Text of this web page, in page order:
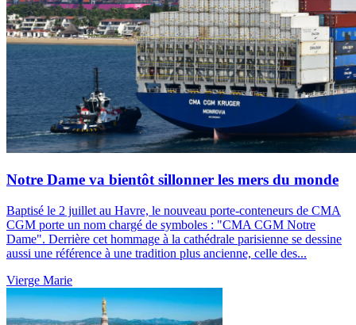
Notre Dame va bientôt sillonner les mers du monde
Baptisé le 2 juillet au Havre, le nouveau porte-conteneurs de CMA
CGM porte un nom chargé de symboles : "CMA CGM Notre
Dame". Derrière cet hommage à la cathédrale parisienne se dessine
aussi une référence à une tradition plus ancienne, celle des...
Vierge Marie